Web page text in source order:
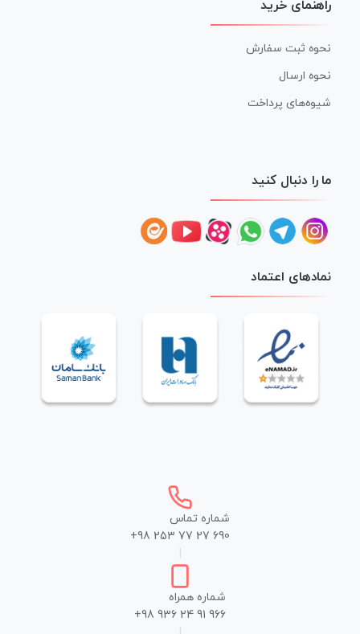
راهنمای خرید
نحوه ثبت سفارش
نحوه ارسال
شیوه‌های پرداخت
ما را دنبال کنید
نمادهای اعتماد
شماره تماس
+98 253 77 27 690
شماره همراه
+98 936 24 91 966